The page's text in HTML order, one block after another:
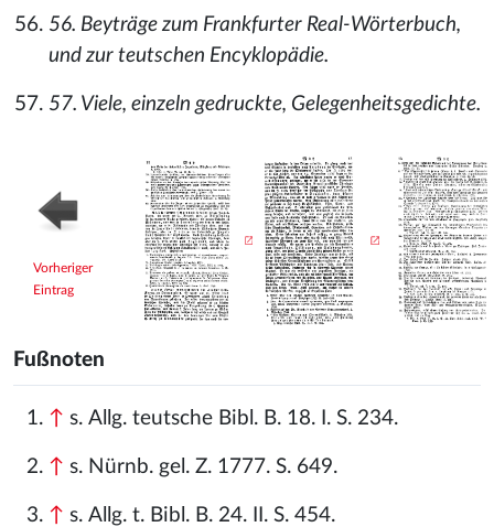
56. Beyträge zum Frankfurter Real-Wörterbuch,
und zur teutschen Encyklopädie.
57. Viele, einzeln gedruckte, Gelegenheitsgedichte.
Vorheriger
Eintrag
Fußnoten
↑ s. Allg. teutsche Bibl. B. 18. I. S. 234.
↑ s. Nürnb. gel. Z. 1777. S. 649.
↑ s. Allg. t. Bibl. B. 24. II. S. 454.